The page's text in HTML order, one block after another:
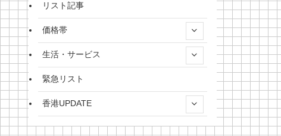
リスト記事
価格帯
生活・サービス
緊急リスト
香港UPDATE